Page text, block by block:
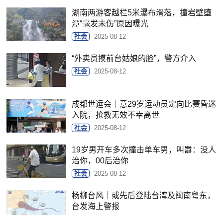
湖南两游客越栏5米瀑布滑落，撞岩壁堕
潭“毫发未伤”原因曝光
社会 2025-08-12
“外卖员摸前台姑娘的脸”，警方介入
社会 2025-08-12
成都世运会｜意29岁运动员定向比赛昏迷
入院，抢救无效不幸离世
社会 2025-08-12
19岁男开车多次撞击单车男，叫嚣：没人
治你，00后治你
社会 2025-08-12
杨柳台风｜或先后登陆台湾及闽南粤东，
台发海上警报